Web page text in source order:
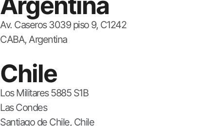
Av. Caseros 3039 piso 9, C1242
CABA, Argentina
Chile
Los Militares 5885 S1B
Las Condes
Santiago de Chile, Chile